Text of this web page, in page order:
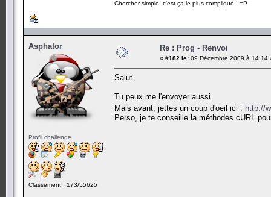
Chercher simple, c'est ça le plus compliqué ! =P
Asphator
Profil challenge
Classement : 173/55625
Re : Prog - Renvoi
« #182 le: 09 Décembre 2009 à
Salut
Tu peux me l'envoyer aussi.
Mais avant, jettes un coup d'oeil ici : http://
Perso, je te conseille la méthodes cURL